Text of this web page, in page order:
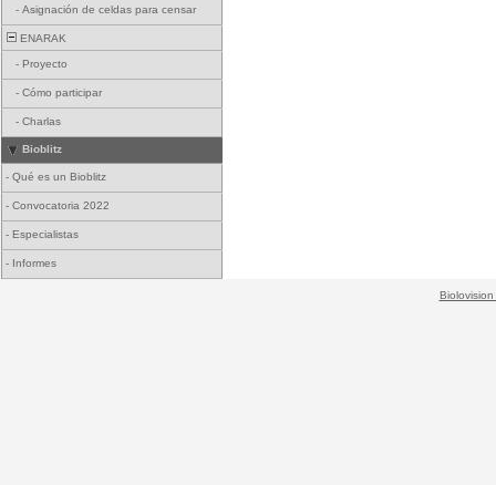
- Asignación de celdas para censar
ENARAK
- Proyecto
- Cómo participar
- Charlas
Bioblitz
- Qué es un Bioblitz
- Convocatoria 2022
- Especialistas
- Informes
Biolovision